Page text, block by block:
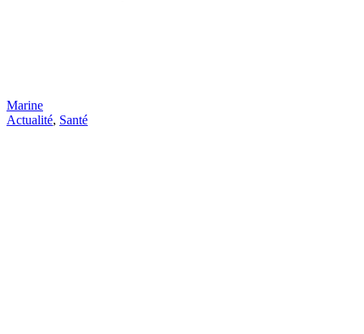
Marine
Actualité, Santé